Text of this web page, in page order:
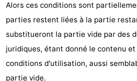
Alors ces conditions sont
parties restent liées à la partie
substitueront la partie vide par des
juridiques, étant donné le contenu
conditions d'utilisation, aussi
partie vide.